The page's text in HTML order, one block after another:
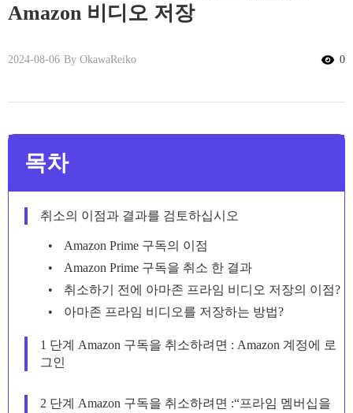
Amazon 비디오 저장
2024-08-06 By OkawaReiko 0
목차
취소의 이점과 결과를 검토하십시오
Amazon Prime 구독의 이점
Amazon Prime 구독을 취소 한 결과
취소하기 전에 아마존 프라임 비디오 저장의 이점?
아마존 프라임 비디오를 저장하는 방법?
1 단계 Amazon 구독을 취소하려면 : Amazon 계정에 로
그인
2 단계 Amazon 구독을 취소하려면 :“프라임 멤버십을